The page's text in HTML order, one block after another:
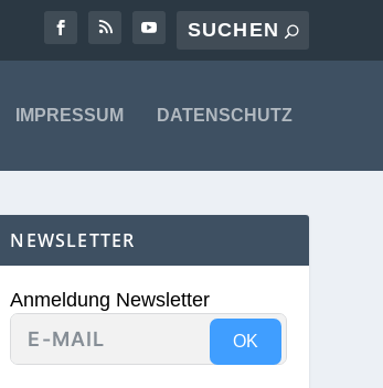
IMPRESSUM DATENSCHUTZ
NEWSLETTER
Anmeldung Newsletter
OK